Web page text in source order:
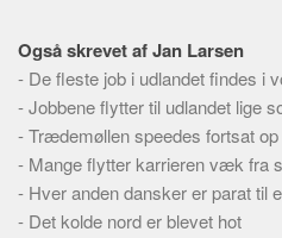
Alle
Meta
Dokumenttyper
Emner
Skribenter
Også skrevet af Jan Larsen
- De fleste job i udlandet findes i
-Jobbene flytter til udlandet lige
-Trædemøllen speedes fortsat
- Mange flytter karrieren væk fra
- Hver anden dansker er parat til
- Det kolde nord er blevet hot